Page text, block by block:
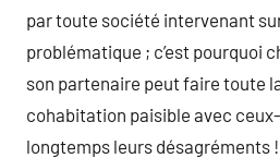
par toute société intervenant
problématique ; c’est pourquoi
son partenaire peut faire toute
cohabitation paisible avec
longtemps leurs désagréments !